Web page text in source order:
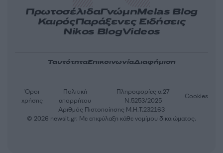
ΠρωτοσέλιδαΓνώμηMelas Blog
ΚαιρόςΠαράξενες Ειδήσεις
Nikos BlogVideos
ΤαυτότηταΕπικοινωνίαΔιαφήμιση
Αριθμός Πιστοποίησης Μ.Η.Τ.232163
Όροι
χρήσης
Πολιτική
απορρήτου
Πληροφορίες α.27
Ν.5253/2025
Cookies
© 2026 newsit.gr. Με επιφύλαξη κάθε νομίμου δικαιώματος.